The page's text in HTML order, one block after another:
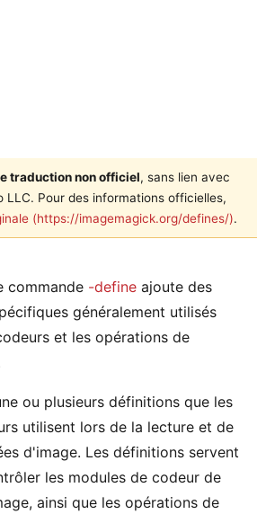
traduction non officiel, sans lien avec
LLC. Pour des informations officielles,
(https://imagemagick.org/defines/).
commande -define ajoute des
généralement utilisés
et les opérations de
ou plusieurs définitions que les
utilisent lors de la lecture et de
d'image. Les définitions servent
les modules de codeur de
ainsi que les opérations de